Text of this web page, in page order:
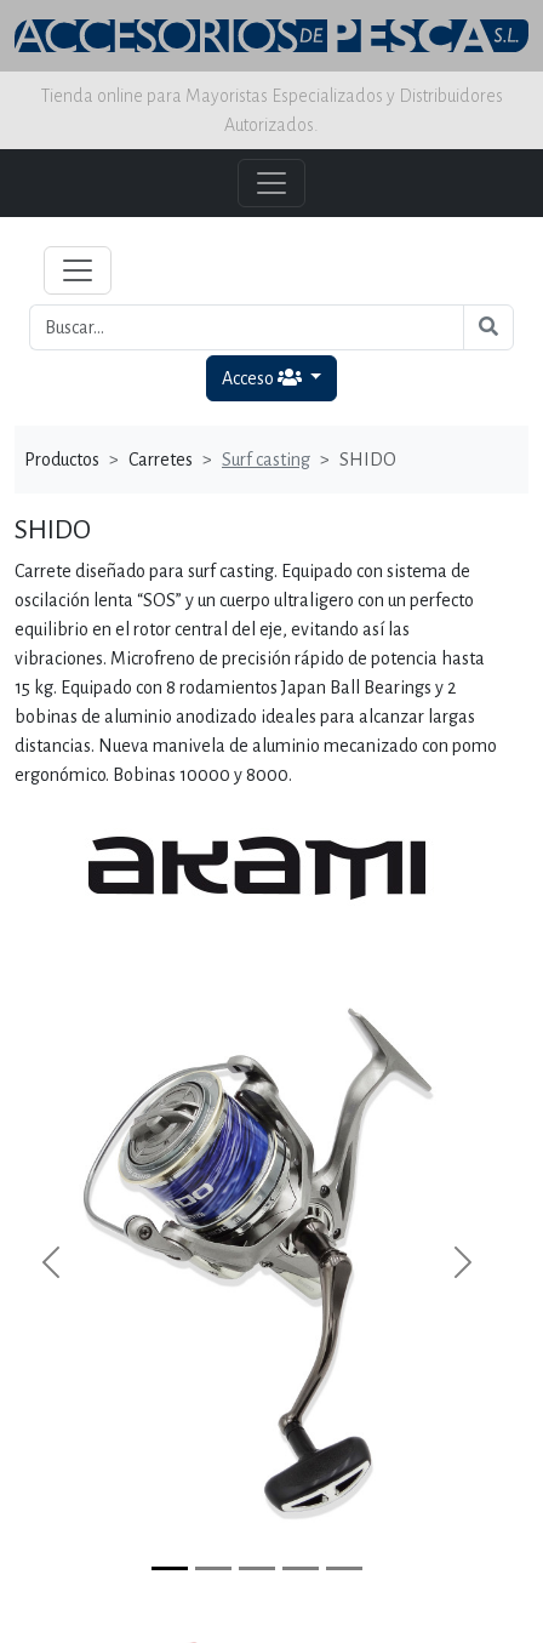
Tienda online para Mayoristas Especializados y Distribuidores
Autorizados.
Acceso
Productos Carretes Surf casting SHIDO
SHIDO
Carrete diseñado para surf casting. Equipado con sistema de
oscilación lenta “SOS” y un cuerpo ultraligero con un perfecto
equilibrio en el rotor central del eje, evitando así las
vibraciones. Microfreno de precisión rápido de potencia hasta
15 kg. Equipado con 8 rodamientos Japan Ball Bearings y 2
bobinas de aluminio anodizado ideales para alcanzar largas
distancias. Nueva manivela de aluminio mecanizado con pomo
ergonómico. Bobinas 10000 y 8000.
Previous Next